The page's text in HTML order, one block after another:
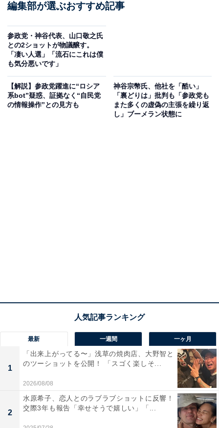
編集部が選ぶおすすめ記事
参政党・神谷代表、山口敬之氏
との2ショットが物議醸す。
「凄い人選」「流石にこれは僕
も気分悪いです」
【解説】参政党躍進に“ロシア
系bot”疑惑、証拠なく“自民党
の情報操作”との見方も
神谷宗幣氏、他社を「酷い」
「裏どりは」批判も「参政党も
また多くの虚偽の主張を繰り返
し」ブーメラン状態に
最新 一週間 一ヶ月
1
「出来上がってる〜」浅草の焼肉店、大野智と
のツーショットを公開！ 「スゴく楽しそ...
2026/08/08
2
水原希子、恋人とのラブラブショットに反響！
交際3年も報告「幸せそうで嬉しい」「...